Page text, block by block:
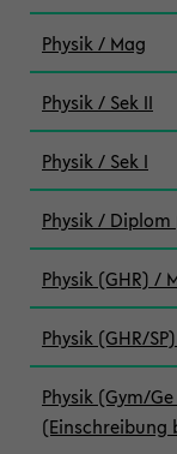
Physik / Mag
Physik / Sek II
Physik / Sek I
Physik / Diplom
Physik (GHR) /
Physik (GHR/
Physik (Gym/
(Einschreibung